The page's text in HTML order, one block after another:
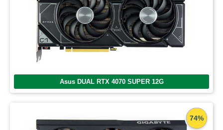
Asus DUAL RTX 4070 SUPER 12G
74%